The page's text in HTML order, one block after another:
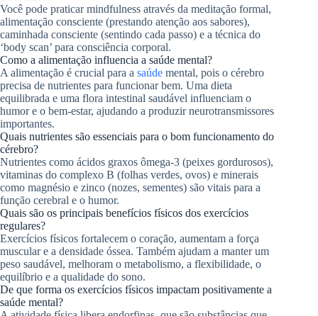
Você pode praticar mindfulness através da meditação formal,
alimentação consciente (prestando atenção aos sabores),
caminhada consciente (sentindo cada passo) e a técnica do
‘body scan’ para consciência corporal.
Como a alimentação influencia a saúde mental?
A alimentação é crucial para a saúde mental, pois o cérebro
precisa de nutrientes para funcionar bem. Uma dieta
equilibrada e uma flora intestinal saudável influenciam o
humor e o bem-estar, ajudando a produzir neurotransmissores
importantes.
Quais nutrientes são essenciais para o bom funcionamento do
cérebro?
Nutrientes como ácidos graxos ômega-3 (peixes gordurosos),
vitaminas do complexo B (folhas verdes, ovos) e minerais
como magnésio e zinco (nozes, sementes) são vitais para a
função cerebral e o humor.
Quais são os principais benefícios físicos dos exercícios
regulares?
Exercícios físicos fortalecem o coração, aumentam a força
muscular e a densidade óssea. Também ajudam a manter um
peso saudável, melhoram o metabolismo, a flexibilidade, o
equilíbrio e a qualidade do sono.
De que forma os exercícios físicos impactam positivamente a
saúde mental?